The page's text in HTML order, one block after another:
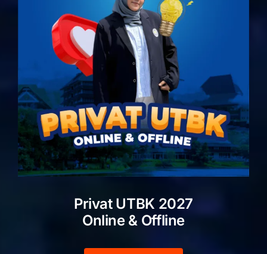
Privat UTBK 2027
Online & Offline